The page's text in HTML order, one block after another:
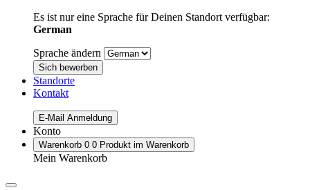
Es ist nur eine Sprache für Deinen Standort verfügbar:
German
Sprache ändern
Sich bewerben
Standorte
Kontakt
E-Mail Anmeldung
Konto
Warenkorb 0 0 Produkt im Warenkorb
Mein Warenkorb